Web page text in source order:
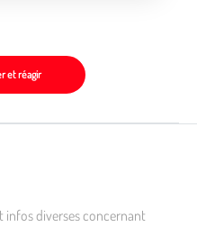
et réagir
infos diverses concernant